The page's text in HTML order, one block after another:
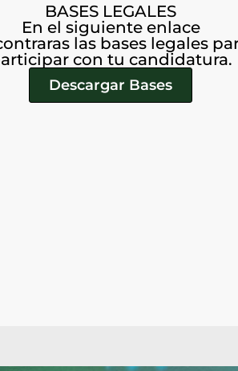
BASES LEGALES
En el siguiente enlace
las bases legales
con tu candidatura.
Descargar Bases